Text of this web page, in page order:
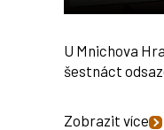
U Mnichova
šestnáct
Zobrazit více